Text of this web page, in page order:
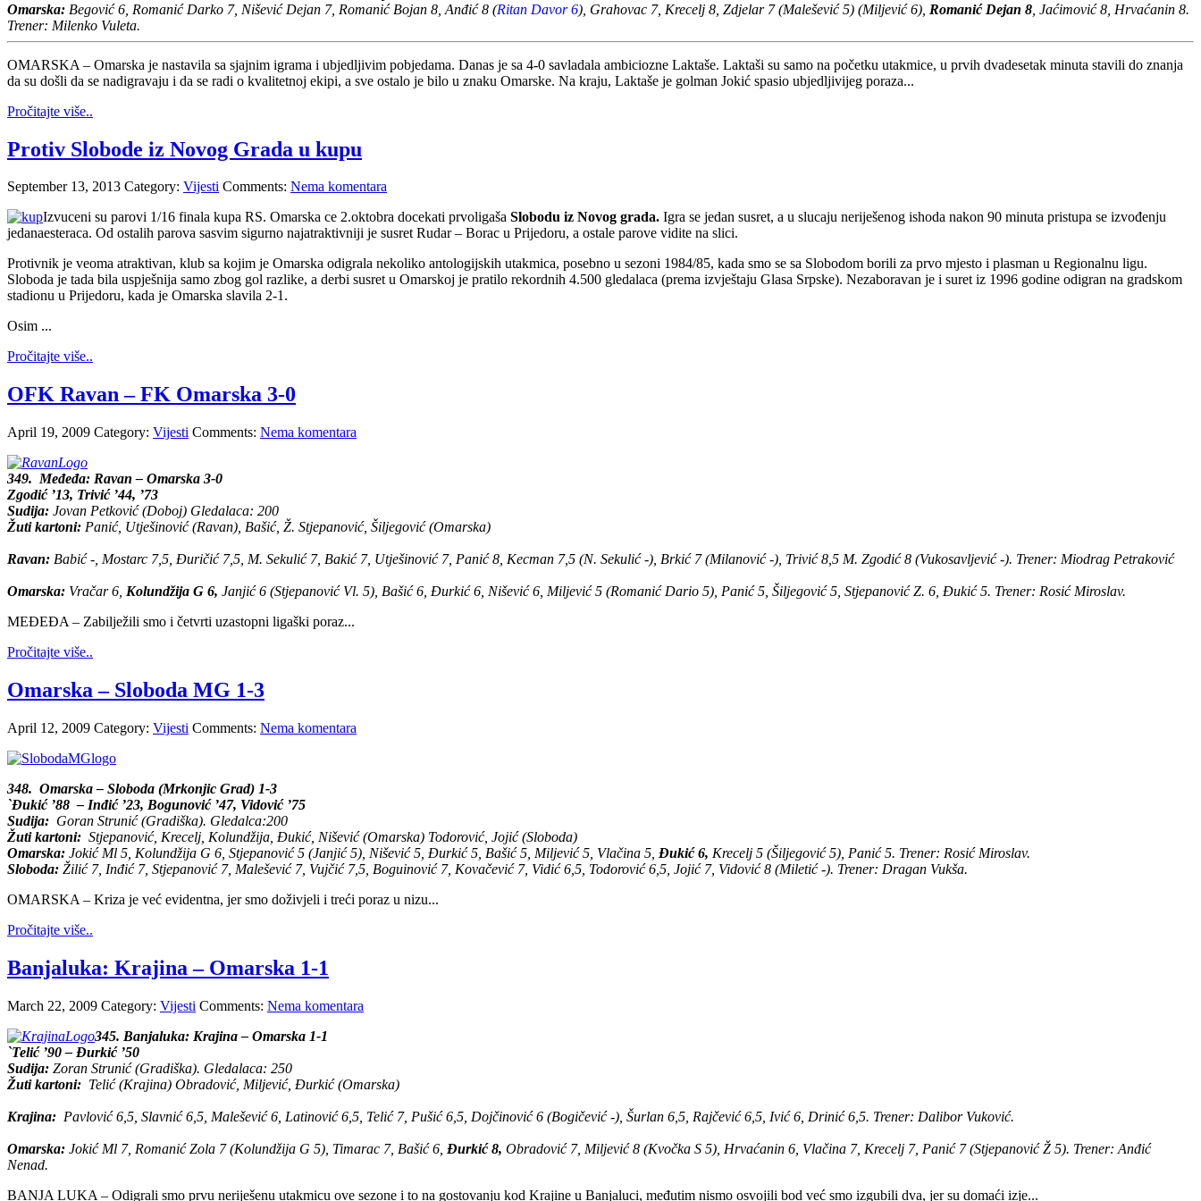
Omarska: Begović 6, Romanić Darko 7, Nišević Dejan 7, Romanić Bojan 8, Anđić 8 (Ritan Davor 6), Grahovac 7, Krecelj 8, Zdjelar 7 (Malešević 5) (Miljević 6), Romanić Dejan 8 , Jaćimović 8, Hrvaćanin 8.
Trener: Milenko Vuleta.
OMARSKA – Omarska je nastavila sa sjajnim igrama i ubjedljivim pobjedama. Danas je sa 4-0 savladala ambiciozne Laktaše. Laktaši su samo na početku utakmice, u prvih dvadesetak minuta stavili do znanja
da su došli da se nadigravaju i da se radi o kvalitetnoj ekipi, a sve ostalo je bilo u znaku Omarske. Na kraju, Laktaše je golman Jokić spasio ubjedljivijeg poraza...
Pročitajte više..
Protiv Slobode iz Novog Grada u kupu
September 13, 2013 Category: Vijesti Comments: Nema komentara
Izvuceni su parovi 1/16 finala kupa RS. Omarska ce 2.oktobra docekati prvoligaša Slobodu iz Novog grada. Igra se jedan susret, a u slucaju neriješenog ishoda nakon 90 minuta pristupa se izvođenju
jedanaesteraca. Od ostalih parova sasvim sigurno najatraktivniji je susret Rudar – Borac u Prijedoru, a ostale parove vidite na slici.
Protivnik je veoma atraktivan, klub sa kojim je Omarska odigrala nekoliko antologijskih utakmica, posebno u sezoni 1984/85, kada smo se sa Slobodom borili za prvo mjesto i plasman u Regionalnu ligu.
Sloboda je tada bila uspješnija samo zbog gol razlike, a derbi susret u Omarskoj je pratilo rekordnih 4.500 gledalaca (prema izvještaju Glasa Srpske). Nezaboravan je i suret iz 1996 godine odigran na gradskom
stadionu u Prijedoru, kada je Omarska slavila 2-1.
Osim ...
Pročitajte više..
OFK Ravan – FK Omarska 3-0
April 19, 2009 Category: Vijesti Comments: Nema komentara
349. Međeđa: Ravan – Omarska 3-0
Zgodić ’13, Trivić ’44, ’73
Sudija: Jovan Petković (Doboj) Gledalaca: 200
Žuti kartoni: Panić, Utješinović (Ravan), Bašić, Ž. Stjepanović, Šiljegović (Omarska)
Ravan: Babić -, Mostarc 7,5, Đuričić 7,5, M. Sekulić 7, Bakić 7, Utješinović 7, Panić 8, Kecman 7,5 (N. Sekulić -), Brkić 7 (Milanović -), Trivić 8,5 M. Zgodić 8 (Vukosavljević -). Trener: Miodrag Petraković
Omarska: Vračar 6, Kolundžija G 6, Janjić 6 (Stjepanović Vl. 5), Bašić 6, Đurkić 6, Nišević 6, Miljević 5 (Romanić Dario 5), Panić 5, Šiljegović 5, Stjepanović Z. 6, Đukić 5. Trener: Rosić Miroslav.
MEĐEĐA – Zabilježili smo i četvrti uzastopni ligaški poraz...
Pročitajte više..
Omarska – Sloboda MG 1-3
April 12, 2009 Category: Vijesti Comments: Nema komentara
348. Omarska – Sloboda (Mrkonjic Grad) 1-3
`Đukić ’88 – Inđić ’23, Bogunović ’47, Vidović ’75
Sudija: Goran Strunić (Gradiška). Gledalca:200
Žuti kartoni: Stjepanović, Krecelj, Kolundžija, Đukić, Nišević (Omarska) Todorović, Jojić (Sloboda)
Omarska: Jokić Ml 5, Kolundžija G 6, Stjepanović 5 (Janjić 5), Nišević 5, Đurkić 5, Bašić 5, Miljević 5, Vlačina 5, Đukić 6, Krecelj 5 (Šiljegović 5), Panić 5. Trener: Rosić Miroslav.
Sloboda: Žilić 7, Inđić 7, Stjepanović 7, Malešević 7, Vujčić 7,5, Boguinović 7, Kovačević 7, Vidić 6,5, Todorović 6,5, Jojić 7, Vidović 8 (Miletić -). Trener: Dragan Vukša.
OMARSKA – Kriza je već evidentna, jer smo doživjeli i treći poraz u nizu...
Pročitajte više..
Banjaluka: Krajina – Omarska 1-1
March 22, 2009 Category: Vijesti Comments: Nema komentara
345. Banjaluka: Krajina – Omarska 1-1
`Telić ’90 – Đurkić ’50
Sudija: Zoran Strunić (Gradiška). Gledalaca: 250
Žuti kartoni: Telić (Krajina) Obradović, Miljević, Đurkić (Omarska)
Krajina: Pavlović 6,5, Slavnić 6,5, Malešević 6, Latinović 6,5, Telić 7, Pušić 6,5, Dojčinović 6 (Bogičević -), Šurlan 6,5, Rajčević 6,5, Ivić 6, Drinić 6,5. Trener: Dalibor Vuković.
Omarska: Jokić Ml 7, Romanić Zola 7 (Kolundžija G 5), Timarac 7, Bašić 6, Đurkić 8, Obradović 7, Miljević 8 (Kvočka S 5), Hrvaćanin 6, Vlačina 7, Krecelj 7, Panić 7 (Stjepanović Ž 5). Trener: Anđić
Nenad.
BANJA LUKA – Odigrali smo prvu neriješenu utakmicu ove sezone i to na gostovanju kod Krajine u Banjaluci, međutim nismo osvojili bod već smo izgubili dva, jer su domaći izje...